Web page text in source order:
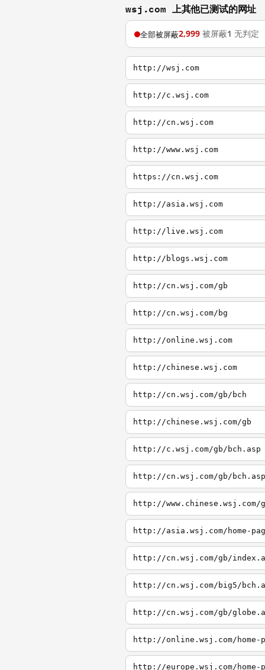
wsj.com 上其他已测试的网址
全部被屏蔽2,999 被屏蔽1 无判定
http://wsj.com
http://c.wsj.com
http://cn.wsj.com
http://www.wsj.com
https://cn.wsj.com
http://asia.wsj.com
http://live.wsj.com
http://blogs.wsj.com
http://cn.wsj.com/gb
http://cn.wsj.com/bg
http://online.wsj.com
http://chinese.wsj.com
http://cn.wsj.com/gb/bch
http://chinese.wsj.com/gb
http://c.wsj.com/gb/bch.asp
http://cn.wsj.com/gb/bch.asp
http://www.chinese.wsj.com/
http://asia.wsj.com/home-
http://cn.wsj.com/gb/
http://cn.wsj.com/big5/
http://cn.wsj.com/gb/
http://online.wsj.com/home-
http://europe.wsj.com/home-